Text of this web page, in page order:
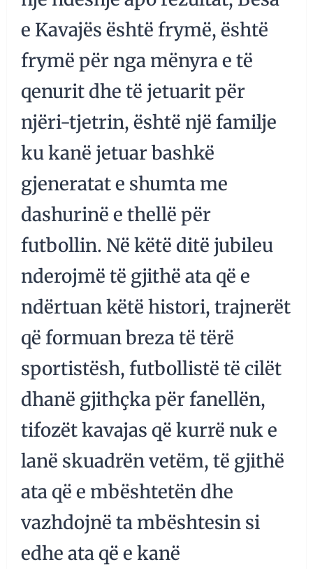
e Kavajës është frymë, është
frymë për nga mënyra e të
qenurit dhe të jetuarit për
njëri-tjetrin, është një familje
ku kanë jetuar bashkë
gjeneratat e shumta me
dashurinë e thellë për
futbollin. Në këtë ditë jubileu
nderojmë të gjithë ata që e
ndërtuan këtë histori, trajnerët
që formuan breza të tërë
sportistësh, futbollistë të cilët
dhanë gjithçka për fanellën,
tifozët kavajas që kurrë nuk e
lanë skuadrën vetëm, të gjithë
ata që e mbështetën dhe
vazhdojnë ta mbështesin si
edhe ata që e kanë